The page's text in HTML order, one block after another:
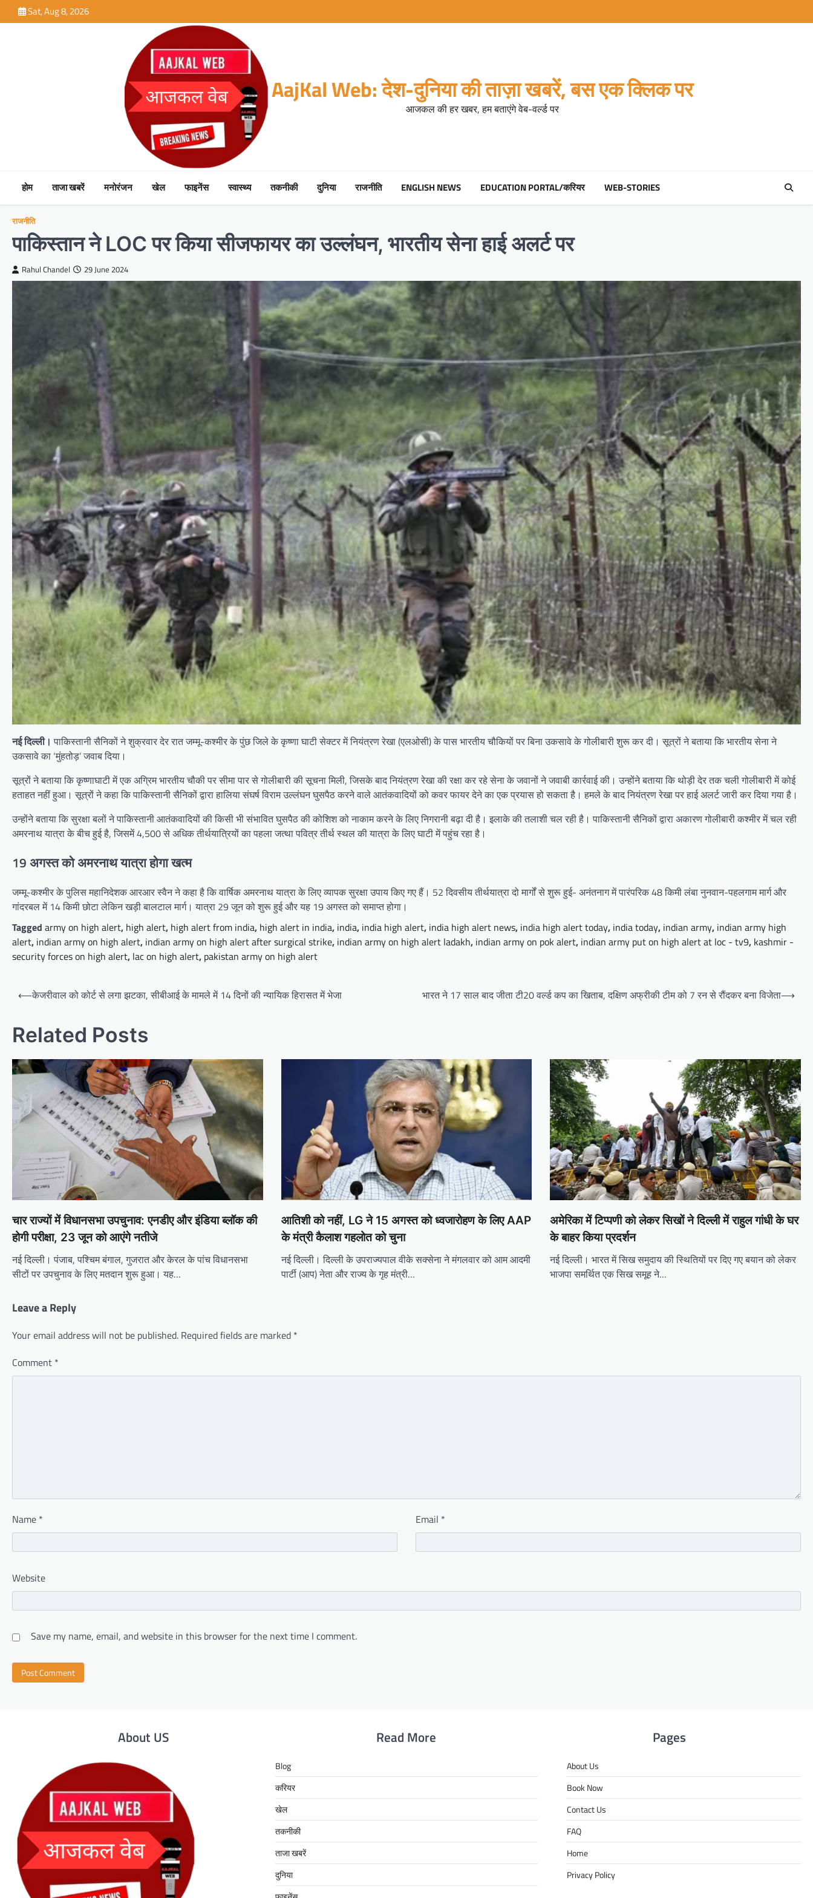
to
Sat, Aug 8, 2026
AajKal Web: देश-दुनिया की ताज़ा खबरें, बस एक क्लिक पर
आजकल की हर खबर, हम बताएंगे वेब-वर्ल्ड पर
होम ताजा खबरें मनोरंजन खेल फाइनेंस स्वास्थ्य तकनीकी दुनिया राजनीति ENGLISH NEWS EDUCATION PORTAL/करियर WEB-STORIES
राजनीति
पाकिस्तान ने LOC पर किया सीजफायर का उल्लंघन, भारतीय सेना हाई अलर्ट पर
Rahul Chandel 29 June 2024
नई दिल्ली। पाकिस्तानी सैनिकों ने शुक्रवार देर रात जम्मू-कश्मीर के पुंछ जिले के कृष्णा घाटी सेक्टर में नियंत्रण रेखा (एलओसी) के पास भारतीय चौकियों पर बिना उकसावे के गोलीबारी शुरू कर दी। सूत्रों ने बताया कि भारतीय सेना ने
उकसावे का ‘मुंहतोड़’ जवाब दिया।
सूत्रों ने बताया कि कृष्णाघाटी में एक अग्रिम भारतीय चौकी पर सीमा पार से गोलीबारी की सूचना मिली, जिसके बाद नियंत्रण रेखा की रक्षा कर रहे सेना के जवानों ने जवाबी कार्रवाई की। उन्होंने बताया कि थोड़ी देर तक चली गोलीबारी में कोई
हताहत नहीं हुआ। सूत्रों ने कहा कि पाकिस्तानी सैनिकों द्वारा हालिया संघर्ष विराम उल्लंघन घुसपैठ करने वाले आतंकवादियों को कवर फायर देने का एक प्रयास हो सकता है। हमले के बाद नियंत्रण रेखा पर हाई अलर्ट जारी कर दिया गया है।
उन्होंने बताया कि सुरक्षा बलों ने पाकिस्तानी आतंकवादियों की किसी भी संभावित घुसपैठ की कोशिश को नाकाम करने के लिए निगरानी बढ़ा दी है। इलाके की तलाशी चल रही है। पाकिस्तानी सैनिकों द्वारा अकारण गोलीबारी कश्मीर में चल रही
अमरनाथ यात्रा के बीच हुई है, जिसमें 4,500 से अधिक तीर्थयात्रियों का पहला जत्था पवित्र तीर्थ स्थल की यात्रा के लिए घाटी में पहुंच रहा है।
19 अगस्त को अमरनाथ यात्रा होगा खत्म
जम्मू-कश्मीर के पुलिस महानिदेशक आरआर स्वैन ने कहा है कि वार्षिक अमरनाथ यात्रा के लिए व्यापक सुरक्षा उपाय किए गए हैं। 52 दिवसीय तीर्थयात्रा दो मार्गों से शुरू हुई- अनंतनाग में पारंपरिक 48 किमी लंबा नुनवान-पहलगाम मार्ग और
गांदरबल में 14 किमी छोटा लेकिन खड़ी बालटाल मार्ग। यात्रा 29 जून को शुरू हुई और यह 19 अगस्त को समाप्त होगा।
Tagged army on high alert, high alert, high alert from india, high alert in india, india, india high alert, india high alert news, india high alert today, india today, indian army, indian army high
alert, indian army on high alert, indian army on high alert after surgical strike, indian army on high alert ladakh, indian army on pok alert, indian army put on high alert at loc - tv9, kashmir -
security forces on high alert, lac on high alert, pakistan army on high alert
Post
⟵केजरीवाल को कोर्ट से लगा झटका, सीबीआई के मामले में 14 दिनों की न्यायिक हिरासत में भेजा भारत ने 17 साल बाद जीता टी20 वर्ल्ड कप का खिताब, दक्षिण अफ्रीकी टीम को 7 रन से रौंदकर बना विजेता⟶
Related Posts
चार राज्यों में विधानसभा उपचुनाव: एनडीए और इंडिया ब्लॉक की
होगी परीक्षा, 23 जून को आएंगे नतीजे
नई दिल्ली। पंजाब, पश्चिम बंगाल, गुजरात और केरल के पांच विधानसभा
सीटों पर उपचुनाव के लिए मतदान शुरू हुआ। यह…
आतिशी को नहीं, LG ने 15 अगस्त को ध्वजारोहण के लिए AAP
के मंत्री कैलाश गहलोत को चुना
नई दिल्ली। दिल्ली के उपराज्यपाल वीके सक्सेना ने मंगलवार को आम आदमी
पार्टी (आप) नेता और राज्य के गृह मंत्री…
अमेरिका में टिप्पणी को लेकर सिखों ने दिल्ली में राहुल गांधी के घर
के बाहर किया प्रदर्शन
नई दिल्ली। भारत में सिख समुदाय की स्थितियों पर दिए गए बयान को लेकर
भाजपा समर्थित एक सिख समूह ने…
Leave a Reply
Your email address will not be published. Required fields are marked *
Comment *
Name * Email *
Website
Save my name, email, and website in this browser for the next time I comment.
About US Read More
Blog
करियर
खेल
तकनीकी
ताजा खबरें
दुनिया
Pages
About Us
Book Now
Contact Us
FAQ
Home
Privacy Policy